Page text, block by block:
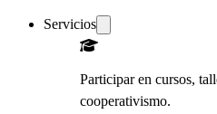
Servicios
Participar en cursos,
cooperativismo.